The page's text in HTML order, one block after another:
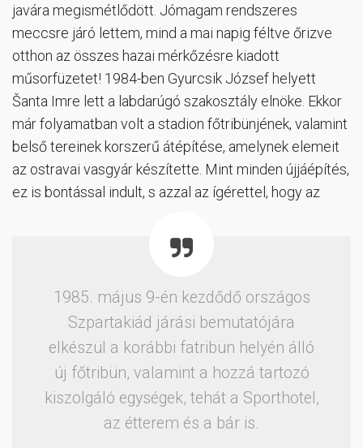
javára megismétlődött. Jómagam rendszeres
meccsre járó lettem, mind a mai napig féltve őrizve
otthon az összes hazai mérkőzésre kiadott
műsorfüzetet! 1984-ben Gyurcsik József helyett
Šanta Imre lett a labdarúgó szakosztály elnöke. Ekkor
már folyamatban volt a stadion főtribünjének, valamint
belső tereinek korszerű átépítése, amelynek elemeit
az ostravai vasgyár készítette. Mint minden újjáépítés,
ez is bontással indult, s azzal az ígérettel, hogy az
1985. május 9-én kezdődő országos
Szpartakiád járási bemutatójára
elkészül a korábbi fatribün helyén álló
új főtribün, valamint a hozzá tartozó
kiszolgáló egységek, tehát a Sporthotel,
az étterem és a bár is.